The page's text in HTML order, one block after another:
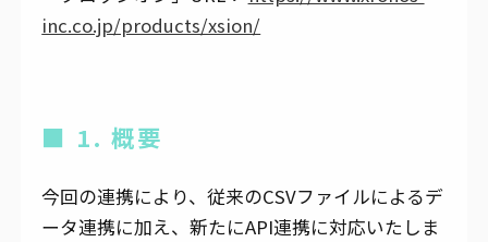
inc.co.jp/products/xsion/
■ 1. 概要
今回の連携により、従来のCSVファイルによるデ
ータ連携に加え、新たにAPI連携に対応いたしま